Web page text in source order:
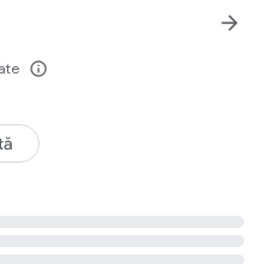
info_outline
arrow_forward